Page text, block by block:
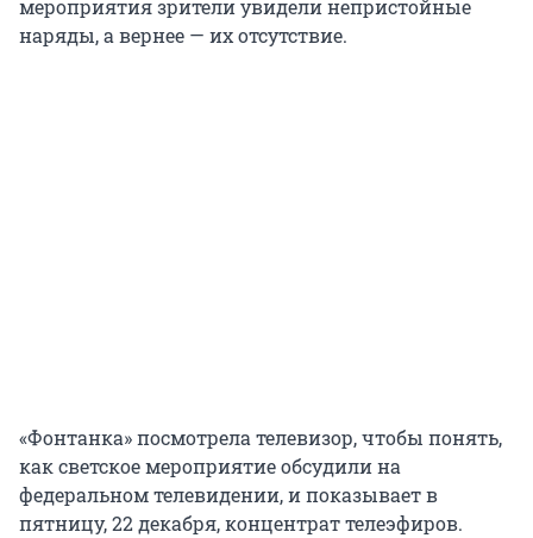
мероприятия зрители увидели непристойные
наряды, а вернее — их отсутствие.
«Фонтанка» посмотрела телевизор, чтобы понять,
как светское мероприятие обсудили на
федеральном телевидении, и показывает в
пятницу, 22 декабря, концентрат телеэфиров.